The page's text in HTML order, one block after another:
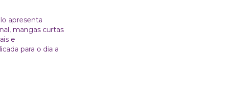
apresenta
mangas curtas
e
para o dia a